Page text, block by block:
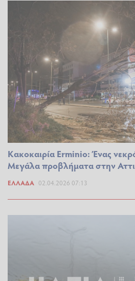
Κακοκαιρία Erminio: Ένας
Μεγάλα προβλήματα στην
ΕΛΛΆΔΑ 02.04.2026 07:13